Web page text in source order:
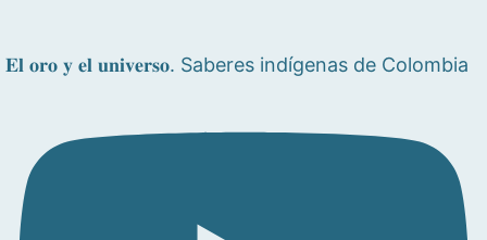
𝐄𝐥 𝐨𝐫𝐨 𝐲 𝐞𝐥 𝐮𝐧𝐢𝐯𝐞𝐫𝐬𝐨. Saberes indígenas de Colombia